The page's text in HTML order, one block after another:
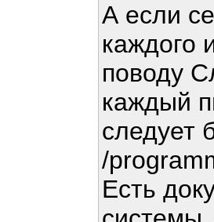
А если
каждого
поводу
каждый
следует
/
Есть